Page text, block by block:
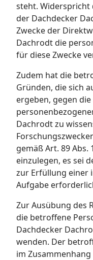
steht. Widerspricht
der Dachdecker
Zwecke der
Dachrodt die
für diese Zwecke
Zudem hat die
Gründen, die sich
ergeben, gegen
Dachrodt zu
gemäß Art. 89 Abs.
einzulegen, es sei
zur Erfüllung einer
Aufgabe
Zur Ausübung des
die betroffene
Dachdecker
wenden. Der
im